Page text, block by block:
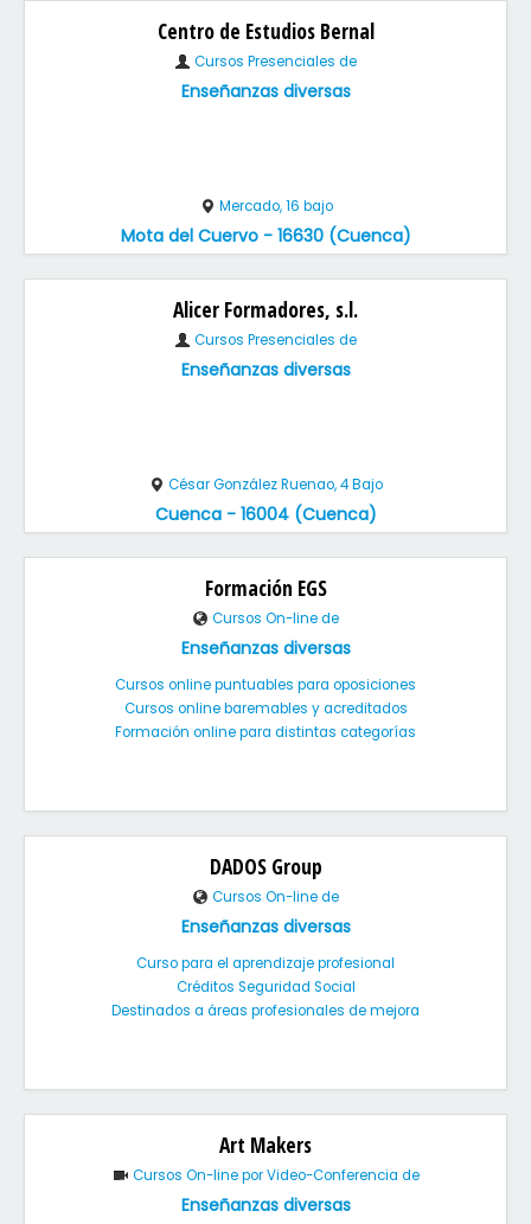
Centro de Estudios Bernal
Cursos Presenciales de
Enseñanzas diversas
Mercado, 16 bajo
Mota del Cuervo - 16630 (Cuenca)
Alicer Formadores, s.l.
Cursos Presenciales de
Enseñanzas diversas
César González Ruenao, 4 Bajo
Cuenca - 16004 (Cuenca)
Formación EGS
Cursos On-line de
Enseñanzas diversas
Cursos online puntuables para oposiciones
Cursos online baremables y acreditados
Formación online para distintas categorías
DADOS Group
Cursos On-line de
Enseñanzas diversas
Curso para el aprendizaje profesional
Créditos Seguridad Social
Destinados a áreas profesionales de mejora
Art Makers
Cursos On-line por Video-Conferencia de
Enseñanzas diversas